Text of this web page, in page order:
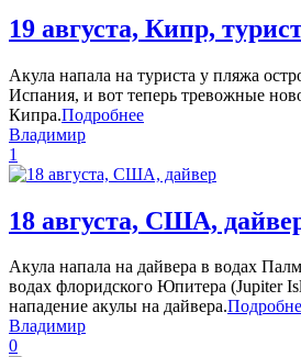
19 августа, Кипр,
Акула напала на туриста у пляжа
Испания, и вот теперь тревожные
Кипра.Подробнее
Владимир
1
18 августа, США,
Акула напала на дайвера в водах
водах флоридского Юпитера (Jupiter
нападение акулы на дайвера.
Владимир
0